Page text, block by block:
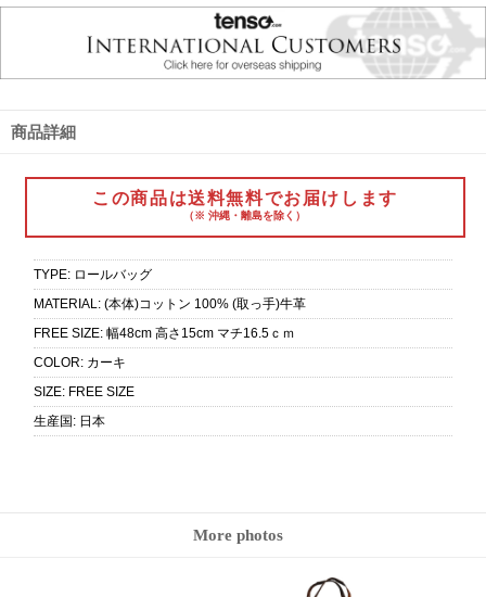
商品詳細
この商品は送料無料でお届けします
（※ 沖縄・離島を除く）
TYPE: ロールバッグ
MATERIAL: (本体)コットン 100% (取っ手)牛革
FREE SIZE: 幅48cm 高さ15cm マチ16.5ｃｍ
COLOR: カーキ
SIZE: FREE SIZE
生産国: 日本
More photos